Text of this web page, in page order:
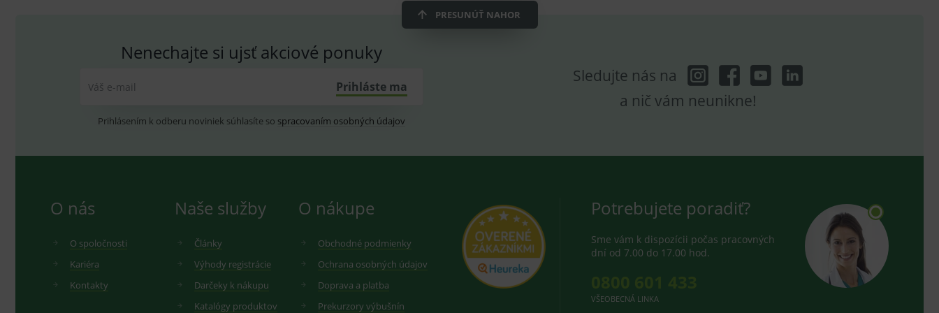
PRESUNÚŤ NAHOR
Nenechajte si ujsť akciové ponuky
Váš e-mail Prihláste ma
Prihlásením k odberu noviniek súhlasíte so spracovaním osobných údajov
Sledujte nás na
a nič vám neunikne!
O nás
O spoločnosti
Kariéra
Kontakty
Naše služby
Články
Výhody registrácie
Darčeky k nákupu
Katalógy produktov
O nákupe
Obchodné podmienky
Ochrana osobných údajov
Doprava a platba
Prekurzory výbušnín
Potrebujete poradiť?
Sme vám k dispozícii počas pracovných
dní od 7.00 do 17.00 hod.
VŠEOBECNÁ LINKA
2 roky Cookie pro měření návštěvnosti ve službě google analytics.